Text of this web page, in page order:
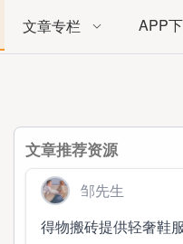
文章专栏 APP
文章推荐资源
邹先生
得物搬砖提供轻奢鞋